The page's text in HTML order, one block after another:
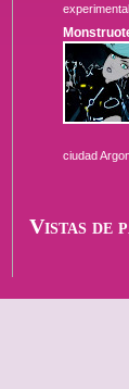
ciudad
Vistas de